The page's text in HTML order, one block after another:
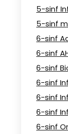
5-sinf
5-sinf
6-sinf
6-sinf
6-sinf
6-sinf
6-sinf
6-sinf
6-sinf